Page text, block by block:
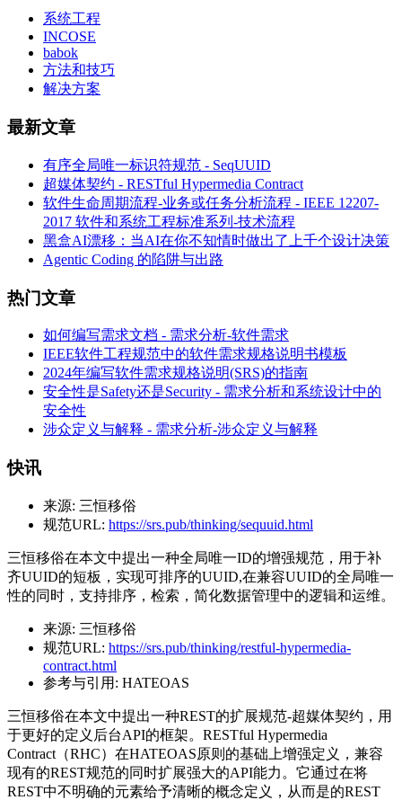
系统工程
INCOSE
babok
方法和技巧
解决方案
最新文章
有序全局唯一标识符规范 - SeqUUID
超媒体契约 - RESTful Hypermedia Contract
软件生命周期流程-业务或任务分析流程 - IEEE 12207-
2017 软件和系统工程标准系列-技术流程
黑盒AI漂移：当AI在你不知情时做出了上千个设计决策
Agentic Coding 的陷阱与出路
热门文章
如何编写需求文档 - 需求分析-软件需求
IEEE软件工程规范中的软件需求规格说明书模板
2024年编写软件需求规格说明(SRS)的指南
安全性是Safety还是Security - 需求分析和系统设计中的
安全性
涉众定义与解释 - 需求分析-涉众定义与解释
快讯
来源: 三恒移俗
规范URL: https://srs.pub/thinking/sequuid.html
三恒移俗在本文中提出一种全局唯一ID的增强规范，用于补
齐UUID的短板，实现可排序的UUID,在兼容UUID的全局唯一
性的同时，支持排序，检索，简化数据管理中的逻辑和运维。
来源: 三恒移俗
规范URL: https://srs.pub/thinking/restful-hypermedia-
contract.html
参考与引用: HATEOAS
三恒移俗在本文中提出一种REST的扩展规范-超媒体契约，用
于更好的定义后台API的框架。RESTful Hypermedia
Contract（RHC）在HATEOAS原则的基础上增强定义，兼容
现有的REST规范的同时扩展强大的API能力。它通过在将
REST中不明确的元素给予清晰的概念定义，从而是的REST